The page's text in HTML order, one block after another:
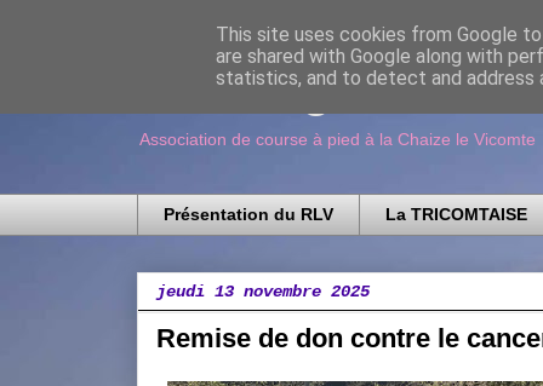
Running Loisir
Association de course à pied à la Chaize le Vicomte
Présentation du RLV La TRICOMTAISE
jeudi 13 novembre 2025
Remise de don contre le
This site uses cookies from Google
are shared with Google along with
statistics, and to detect and address